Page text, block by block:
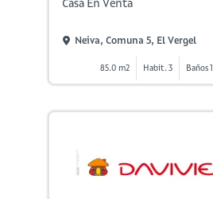
Casa En Venta
Neiva, Comuna 5, El Vergel
85.0 m2 Habit. 3 Baños 1